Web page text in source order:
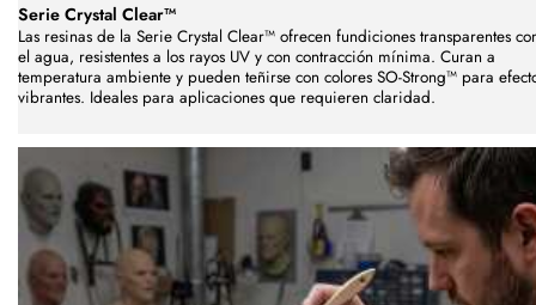
Serie Crystal Clear™
Las resinas de la Serie Crystal Clear™ ofrecen fundiciones transparentes
el agua, resistentes a los rayos UV y con contracción mínima. Curan a
temperatura ambiente y pueden teñirse con colores SO-Strong™ para
vibrantes. Ideales para aplicaciones que requieren claridad.